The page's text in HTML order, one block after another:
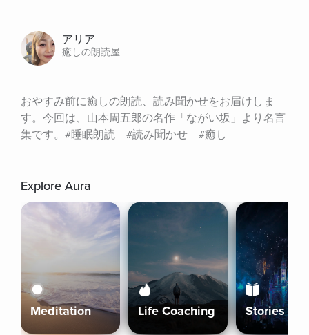
アリア
癒しの朗読屋
おやすみ前に癒しの朗読、読み聞かせをお届けしま
す。今回は、山本周五郎の名作「ながい坂」より名言
集です。#睡眠朗読　#読み聞かせ　#癒し
Explore Aura
Meditation Life Coaching Stories